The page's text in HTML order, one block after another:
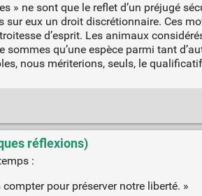
» ne sont que le reflet d’un préjugé
sur eux un droit discrétionnaire. Ces
d’esprit. Les animaux
sommes qu’une espèce parmi tant
nous mériterions, seuls, le
réflexions)
:
pour préserver notre liberté. »